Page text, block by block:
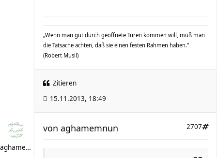
„Wenn man gut durch geöffnete Türen kommen will, muß man
die Tatsache achten, daß sie einen festen Rahmen haben."
(Robert Musil)
Zitieren
15.11.2013, 18:49
aghamemnun
2707
von aghamemnun